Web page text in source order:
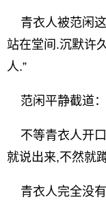
青衣人被范闲
站在堂间.沉默许
人.”
范闲平静截道：
不等青衣人开口
就说出来,不然就
青衣人完全没